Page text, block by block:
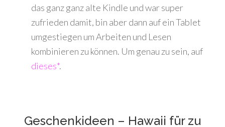
das ganz ganz alte Kindle und war super
zufrieden damit, bin aber dann auf ein Tablet
umgestiegen um Arbeiten und Lesen
kombinieren zu können. Um genau zu sein, auf
dieses*.
Geschenkideen – Hawaii für zu